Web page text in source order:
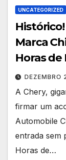
UNCATEGORIZED
Marca
Horas de
DEZEMBRO
A Chery,
firmar um
Automobile
entrada sem
Horas de…